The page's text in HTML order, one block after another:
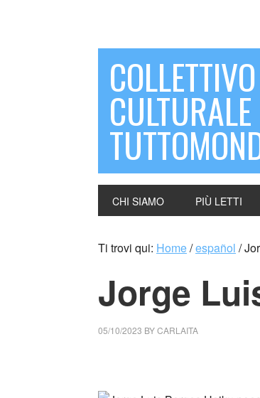
COLLETTIVO
CULTURALE
CHI SIAMO PIÙ LETTI
Ti trovi qui: Home/español /
Jorge
05/10/2023 BYCARLAITA